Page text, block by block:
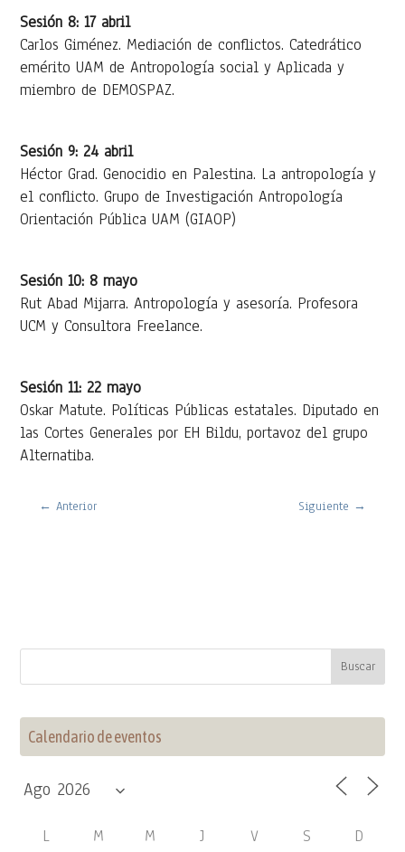
Sesión 8: 17 abril
Carlos Giménez. Mediación de conflictos. Catedrático
emérito UAM de Antropología social y Aplicada y
miembro de DEMOSPAZ.
Sesión 9: 24 abril
Héctor Grad. Genocidio en Palestina. La antropología y
el conflicto. Grupo de Investigación Antropología
Orientación Pública UAM (GIAOP)
Sesión 10: 8 mayo
Rut Abad Mijarra. Antropología y asesoría. Profesora
UCM y Consultora Freelance.
Sesión 11: 22 mayo
Oskar Matute. Políticas Públicas estatales. Diputado en
las Cortes Generales por EH Bildu, portavoz del grupo
Alternatiba.
← Anterior Siguiente →
Calendario de eventos
L M M J V S D